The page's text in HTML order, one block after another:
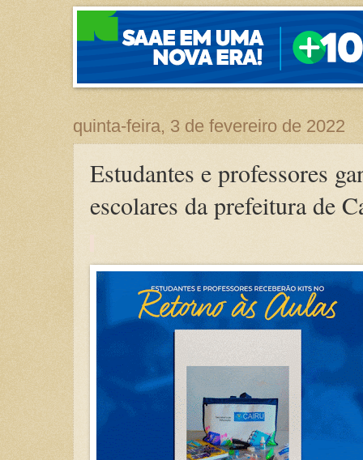
quinta-feira, 3 de fevereiro de 2022
Estudantes e professores
escolares da prefeitura de